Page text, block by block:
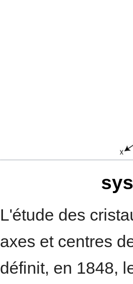
L'étude des
axes et centres
définit, en 1848,